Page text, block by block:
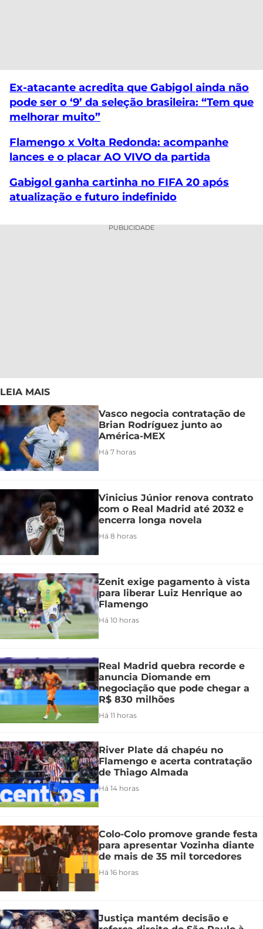
Ex-atacante acredita que Gabigol ainda não
pode ser o ‘9’ da seleção brasileira: “Tem que
melhorar muito”
Flamengo x Volta Redonda: acompanhe
lances e o placar AO VIVO da partida
Gabigol ganha cartinha no FIFA 20 após
atualização e futuro indefinido
PUBLICIDADE
LEIA MAIS
Vasco negocia contratação de
Brian Rodríguez junto ao
América-MEX
Há 7 horas
Vinicius Júnior renova contrato
com o Real Madrid até 2032 e
encerra longa novela
Há 8 horas
Zenit exige pagamento à vista
para liberar Luiz Henrique ao
Flamengo
Há 10 horas
Real Madrid quebra recorde e
anuncia Diomande em
negociação que pode chegar a
R$ 830 milhões
Há 11 horas
River Plate dá chapéu no
Flamengo e acerta contratação
de Thiago Almada
Há 14 horas
Colo-Colo promove grande festa
para apresentar Vozinha diante
de mais de 35 mil torcedores
Há 16 horas
Justiça mantém decisão e